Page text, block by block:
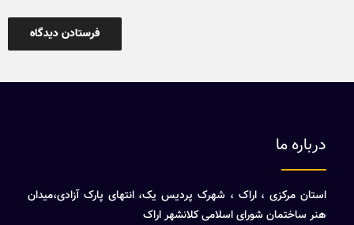
درباره ما
استان مرکزی ، اراک ، شهرک پردیس یک، انتهای پارک آزادی،میدان
هنر ساختمان شورای اسلامی کلانشهر اراک